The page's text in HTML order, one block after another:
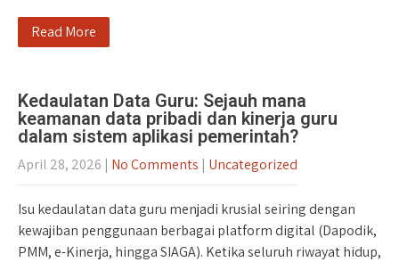
Read More
Kedaulatan Data Guru: Sejauh mana
keamanan data pribadi dan kinerja guru
dalam sistem aplikasi pemerintah?
April 28, 2026 | No Comments | Uncategorized
Isu kedaulatan data guru menjadi krusial seiring dengan
kewajiban penggunaan berbagai platform digital (Dapodik,
PMM, e-Kinerja, hingga SIAGA). Ketika seluruh riwayat hidup,